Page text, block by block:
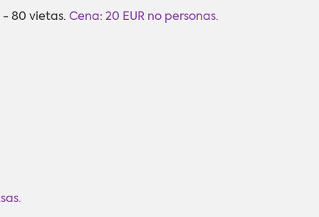
80 vietas. Cena: 20 EUR no personas.